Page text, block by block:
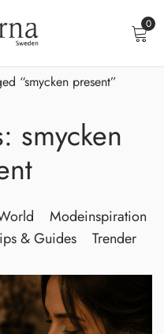
0
smycken
“smycken present”
Modeinspiration
& Guides Trender